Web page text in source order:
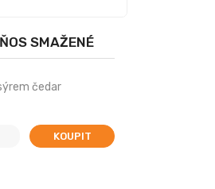
SMAŽENÉ
čedar
KOUPIT